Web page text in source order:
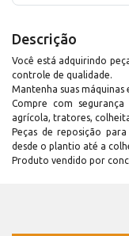
Descrição
Você está adquirindo
controle de qualidade.
Mantenha suas máquinas
Compre com
agrícola, tratores,
Peças de reposição
desde o plantio até a
Produto vendido por